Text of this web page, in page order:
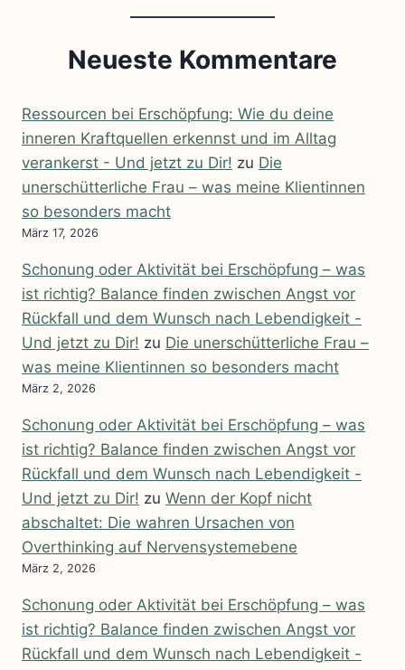
Neueste Kommentare
Ressourcen bei Erschöpfung: Wie du deine
inneren Kraftquellen erkennst und im Alltag
verankerst - Und jetzt zu Dir! zu Die
unerschütterliche Frau – was meine Klientinnen
so besonders macht
März 17, 2026
Schonung oder Aktivität bei Erschöpfung – was
ist richtig? Balance finden zwischen Angst vor
Rückfall und dem Wunsch nach Lebendigkeit -
Und jetzt zu Dir! zu Die unerschütterliche Frau –
was meine Klientinnen so besonders macht
März 2, 2026
Schonung oder Aktivität bei Erschöpfung – was
ist richtig? Balance finden zwischen Angst vor
Rückfall und dem Wunsch nach Lebendigkeit -
Und jetzt zu Dir! zu Wenn der Kopf nicht
abschaltet: Die wahren Ursachen von
Overthinking auf Nervensystemebene
März 2, 2026
Schonung oder Aktivität bei Erschöpfung – was
ist richtig? Balance finden zwischen Angst vor
Rückfall und dem Wunsch nach Lebendigkeit -